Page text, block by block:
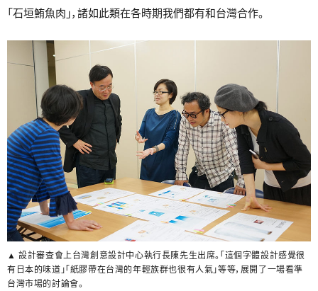
「石垣鮪魚肉」，諸如此類在各時期我們都有和台灣合作。
▲ 設計審查會上台灣創意設計中心執行長陳先生出席。「這個字體設計感覺很
有日本的味道」「紙膠帶在台灣的年輕族群也很有人氣」等等，展開了一場看準
台灣市場的討論會。